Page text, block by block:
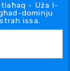
- Uża l-
dominju
issa.